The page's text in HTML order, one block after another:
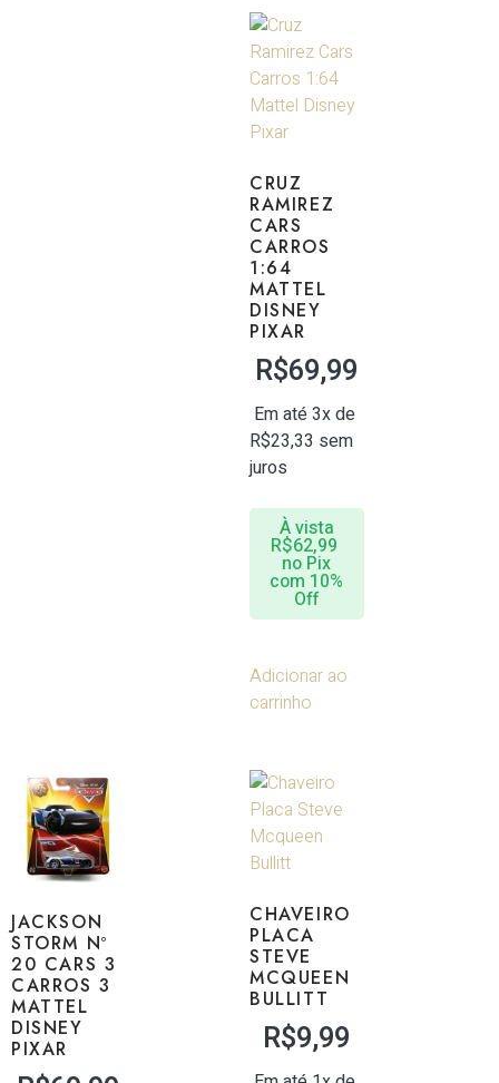
CRUZ
RAMIREZ
CARS
CARROS
1:64
MATTEL
DISNEY
PIXAR
R$69,99
Em até 3x de
R$23,33 sem
juros
À vista
R$62,99
no Pix
com 10%
Off
Adicionar ao
carrinho
JACKSON
STORM Nº
20 CARS 3
CARROS 3
MATTEL
DISNEY
PIXAR
CHAVEIRO
PLACA
STEVE
MCQUEEN
BULLITT
R$9,99